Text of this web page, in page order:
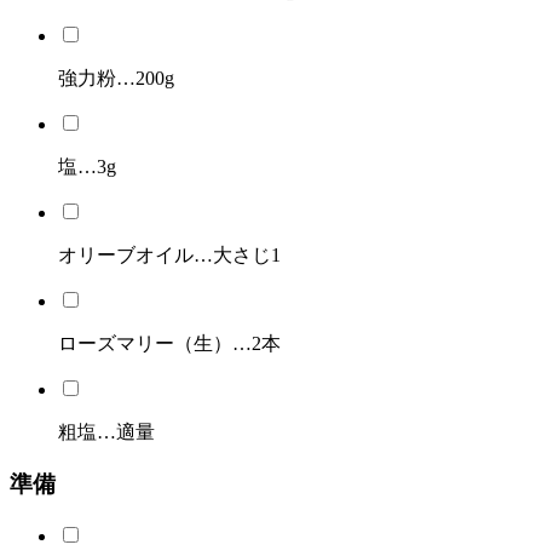
強力粉…200g
塩…3g
オリーブオイル…大さじ1
ローズマリー（生）…2本
粗塩…適量
準備